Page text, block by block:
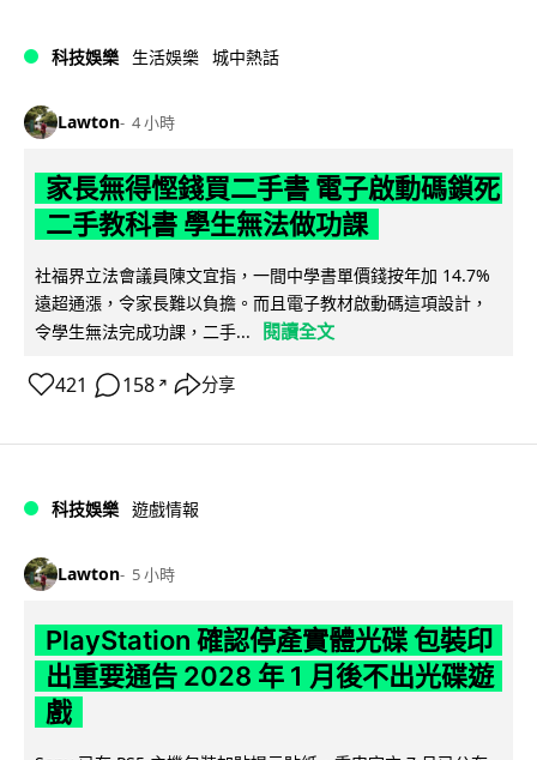
科技娛樂 生活娛樂 城中熱話
Lawton 4 小時
家長無得慳錢買二手書 電子啟動碼鎖死
二手教科書 學生無法做功課
社福界立法會議員陳文宜指，一間中學書單價錢按年加 14.7%
遠超通漲，令家長難以負擔。而且電子教材啟動碼這項設計，
令學生無法完成功課，二手...
閱讀全文
421 158 ↗ 分享
科技娛樂 遊戲情報
Lawton 5 小時
PlayStation 確認停產實體光碟 包裝印
出重要通告 2028 年 1 月後不出光碟遊
戲